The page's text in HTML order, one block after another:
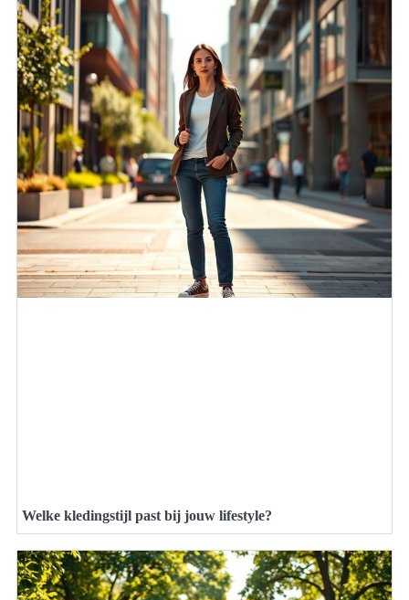
Welke kledingstijl past bij jouw lifestyle?